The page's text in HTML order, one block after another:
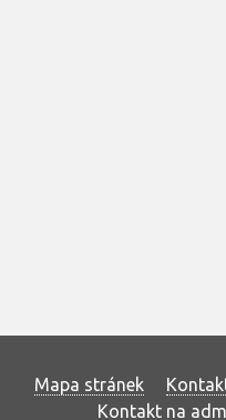
Mapa stránek
Kontakt na